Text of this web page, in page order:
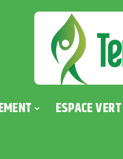
ESPACE VERT